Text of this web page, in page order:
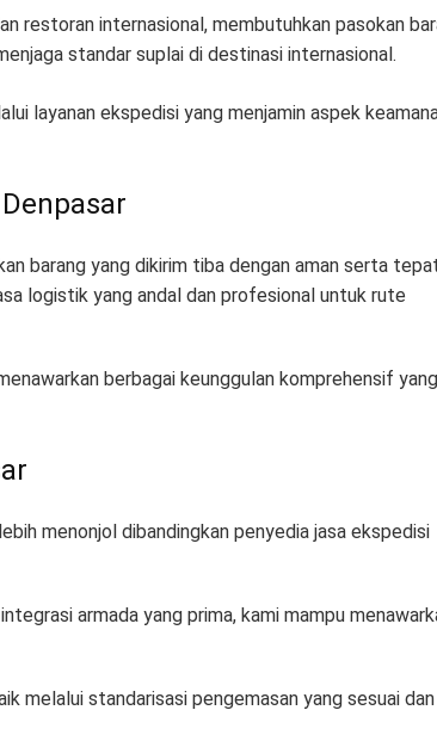
restoran internasional, membutuhkan pasokan
standar suplai di destinasi internasional.
layanan ekspedisi yang menjamin aspek
barang yang dikirim tiba dengan aman serta
logistik yang andal dan profesional untuk rute
berbagai keunggulan komprehensif yang
menonjol dibandingkan penyedia jasa ekspedisi
armada yang prima, kami mampu
melalui standarisasi pengemasan yang sesuai dan